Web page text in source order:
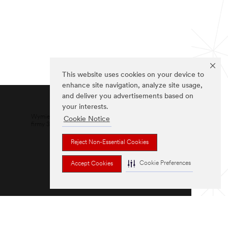
This website uses cookies on your device to
enhance site navigation, analyze site usage,
and deliver you advertisements based on
your interests.
Cookie Notice
Reject Non-Essential Cookies
Accept Cookies Cookie Preferences
Wymienione marki są znakami towarowymi